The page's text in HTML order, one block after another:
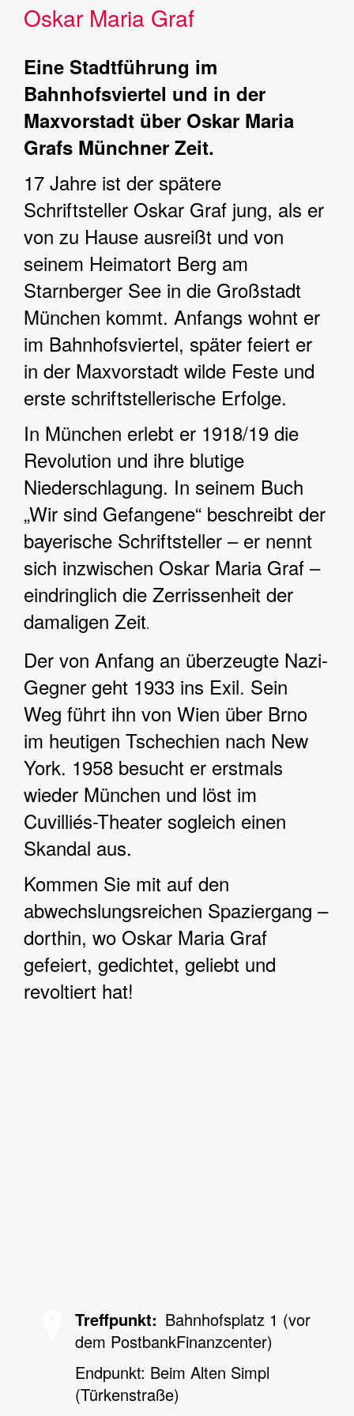
Oskar Maria Graf
Eine Stadtführung im
Bahnhofsviertel und in der
Maxvorstadt über Oskar Maria
Grafs Münchner Zeit.
17 Jahre ist der spätere
Schriftsteller Oskar Graf jung, als er
von zu Hause ausreißt und von
seinem Heimatort Berg am
Starnberger See in die Großstadt
München kommt. Anfangs wohnt er
im Bahnhofsviertel, später feiert er
in der Maxvorstadt wilde Feste und
erste schriftstellerische Erfolge.
In München erlebt er 1918/19 die
Revolution und ihre blutige
Niederschlagung. In seinem Buch
„Wir sind Gefangene“ beschreibt der
bayerische Schriftsteller – er nennt
sich inzwischen Oskar Maria Graf –
eindringlich die Zerrissenheit der
damaligen Zeit.
Der von Anfang an überzeugte Nazi-
Gegner geht 1933 ins Exil. Sein
Weg führt ihn von Wien über Brno
im heutigen Tschechien nach New
York. 1958 besucht er erstmals
wieder München und löst im
Cuvilliés-Theater sogleich einen
Skandal aus.
Kommen Sie mit auf den
abwechslungsreichen Spaziergang –
dorthin, wo Oskar Maria Graf
gefeiert, gedichtet, geliebt und
revoltiert hat!
Treffpunkt
Bahnhofsplatz 1 (vor
dem PostbankFinanzcenter)
Endpunkt: Beim Alten Simpl
(Türkenstraße)